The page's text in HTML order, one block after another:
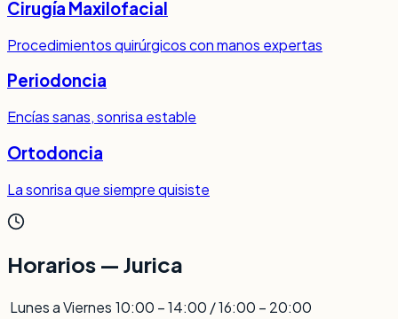
Cirugía Maxilofacial
Procedimientos quirúrgicos con manos expertas
Periodoncia
Encías sanas, sonrisa estable
Ortodoncia
La sonrisa que siempre quisiste
Horarios — Jurica
Lunes a Viernes 10:00 – 14:00 / 16:00 – 20:00